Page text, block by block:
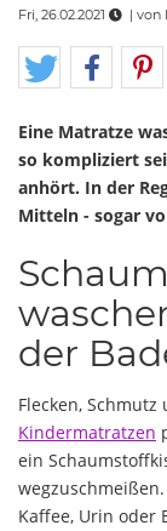
Fri, 26.02.2021 | von
Eine Matratze
so kompliziert
anhört. In der
Mitteln - sogar
der
Flecken,
Kindermatratzen
ein
Kaffee, Urin oder